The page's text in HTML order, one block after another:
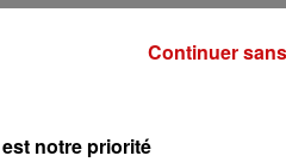
et la zinguerie,
ils leur faisaient
couvrir les coûts
Le mardi de
notre priorité
Continuer